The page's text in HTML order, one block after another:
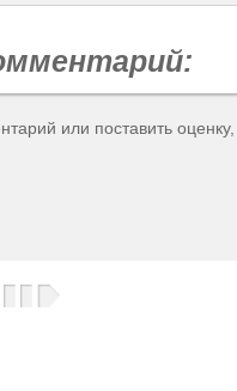
или поставить